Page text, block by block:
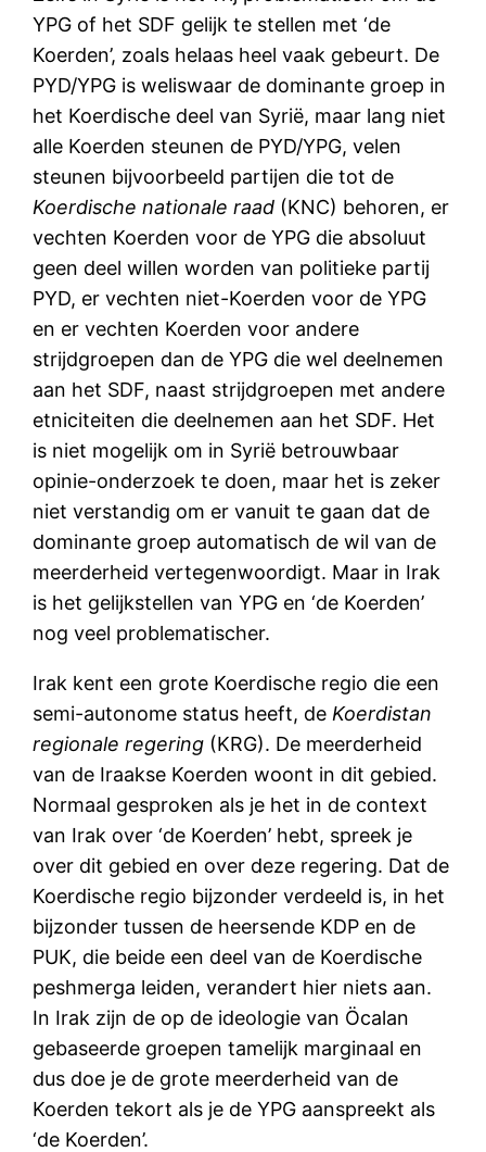
YPG of het SDF gelijk te stellen met ‘de
Koerden’, zoals helaas heel vaak gebeurt. De
PYD/YPG is weliswaar de dominante groep in
het Koerdische deel van Syrië, maar lang niet
alle Koerden steunen de PYD/YPG, velen
steunen bijvoorbeeld partijen die tot de
Koerdische nationale raad (KNC) behoren, er
vechten Koerden voor de YPG die absoluut
geen deel willen worden van politieke partij
PYD, er vechten niet-Koerden voor de YPG
en er vechten Koerden voor andere
strijdgroepen dan de YPG die wel deelnemen
aan het SDF, naast strijdgroepen met andere
etniciteiten die deelnemen aan het SDF. Het
is niet mogelijk om in Syrië betrouwbaar
opinie-onderzoek te doen, maar het is zeker
niet verstandig om er vanuit te gaan dat de
dominante groep automatisch de wil van de
meerderheid vertegenwoordigt. Maar in Irak
is het gelijkstellen van YPG en ‘de Koerden’
nog veel problematischer.
Irak kent een grote Koerdische regio die een
semi-autonome status heeft, de Koerdistan
regionale regering (KRG). De meerderheid
van de Iraakse Koerden woont in dit gebied.
Normaal gesproken als je het in de context
van Irak over ‘de Koerden’ hebt, spreek je
over dit gebied en over deze regering. Dat de
Koerdische regio bijzonder verdeeld is, in het
bijzonder tussen de heersende KDP en de
PUK, die beide een deel van de Koerdische
peshmerga leiden, verandert hier niets aan.
In Irak zijn de op de ideologie van Öcalan
gebaseerde groepen tamelijk marginaal en
dus doe je de grote meerderheid van de
Koerden tekort als je de YPG aanspreekt als
‘de Koerden’.